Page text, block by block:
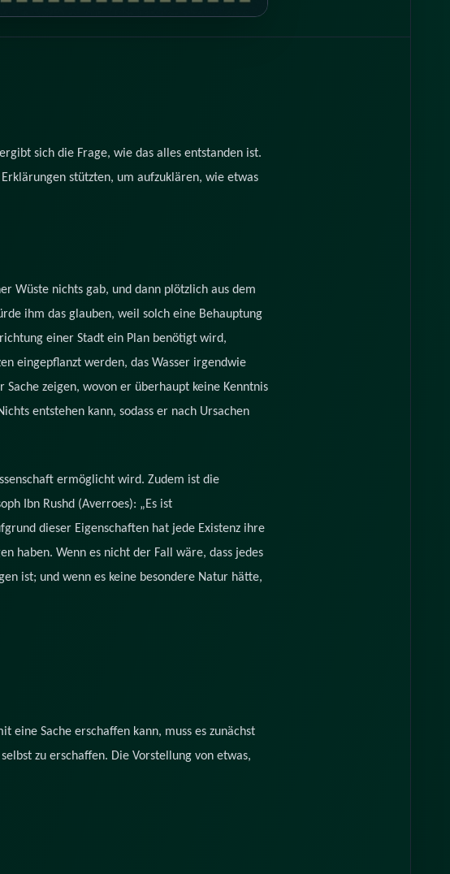
sich die Frage, wie das alles entstanden ist.
stützten, um aufzuklären, wie etwas
Wüste nichts gab, und dann plötzlich aus dem
ihm das glauben, weil solch eine Behauptung
einer Stadt ein Plan benötigt wird,
eingepflanzt werden, das Wasser irgendwie
zeigen, wovon er überhaupt keine Kenntnis
entstehen kann, sodass er nach Ursachen
ermöglicht wird. Zudem ist die
Ibn Rushd (Averroes): „Es ist
dieser Eigenschaften hat jede Existenz ihre
haben. Wenn es nicht der Fall wäre, dass jedes
ist; und wenn es keine besondere Natur hätte,
eine Sache erschaffen kann, muss es zunächst
zu erschaffen. Die Vorstellung von etwas,